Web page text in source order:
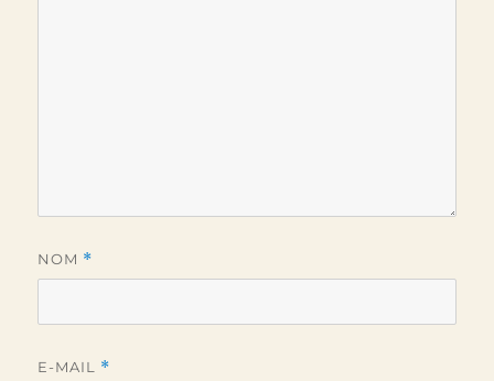
NOM *
E-MAIL *